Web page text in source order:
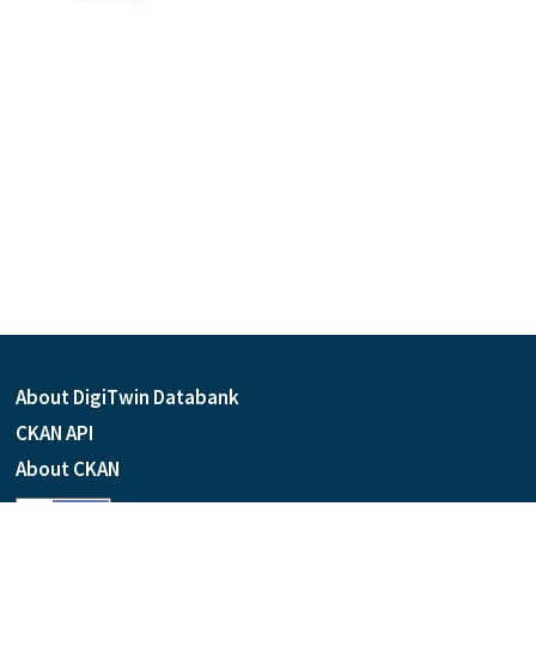
About DigiTwin Databank
CKAN API
About CKAN